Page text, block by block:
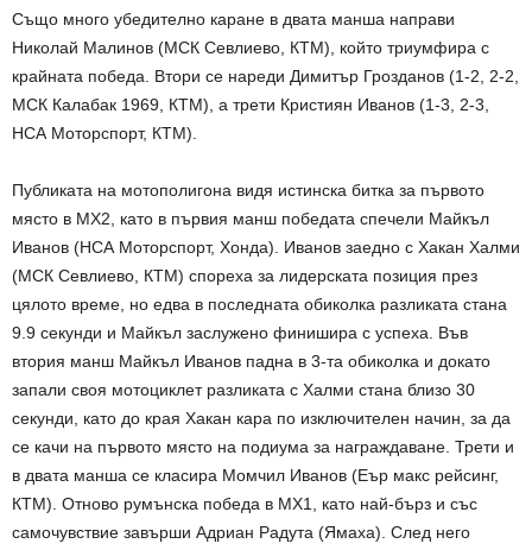
Също много убедително каране в двата манша направи
Николай Малинов (МСК Севлиево, КТМ), който триумфира с
крайната победа. Втори се нареди Димитър Грозданов (1-2, 2-2,
МСК Калабак 1969, КТМ), а трети Кристиян Иванов (1-3, 2-3,
НСА Моторспорт, КТМ).
Публиката на мотополигона видя истинска битка за първото
място в МХ2, като в първия манш победата спечели Майкъл
Иванов (НСА Моторспорт, Хонда). Иванов заедно с Хакан Халми
(МСК Севлиево, КТМ) спореха за лидерската позиция през
цялото време, но едва в последната обиколка разликата стана
9.9 секунди и Майкъл заслужено финишира с успеха. Във
втория манш Майкъл Иванов падна в 3-та обиколка и докато
запали своя мотоциклет разликата с Халми стана близо 30
секунди, като до края Хакан кара по изключителен начин, за да
се качи на първото място на подиума за награждаване. Трети и
в двата манша се класира Момчил Иванов (Еър макс рейсинг,
КТМ). Отново румънска победа в МХ1, като най-бърз и със
самочувствие завърши Адриан Радута (Ямаха). След него